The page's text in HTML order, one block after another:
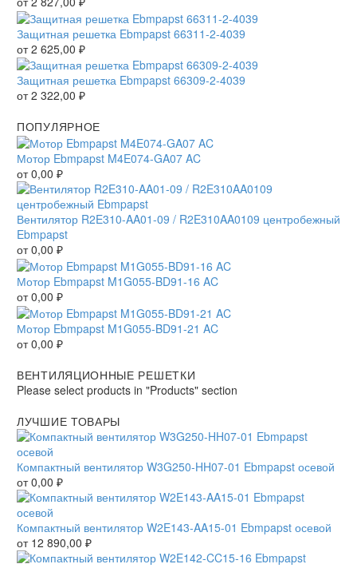
Защитная решетка Ebmpapst 66311-2-4039
от2 625,00 ₽
Защитная решетка Ebmpapst 66309-2-4039
от2 322,00 ₽
ПОПУЛЯРНОЕ
Мотор Ebmpapst M4E074-GA07 AC
от0,00 ₽
Вентилятор R2E310-AA01-09 / R2E310AA0109 центробежный
Ebmpapst
от0,00 ₽
Мотор Ebmpapst M1G055-BD91-16 AC
от0,00 ₽
Мотор Ebmpapst M1G055-BD91-21 AC
от0,00 ₽
ВЕНТИЛЯЦИОННЫЕ РЕШЕТКИ
Please select products in "Products" section
ЛУЧШИЕ ТОВАРЫ
Компактный вентилятор W3G250-HH07-01 Ebmpapst осевой
от0,00 ₽
Компактный вентилятор W2E143-AA15-01 Ebmpapst осевой
от 12 890,00 ₽